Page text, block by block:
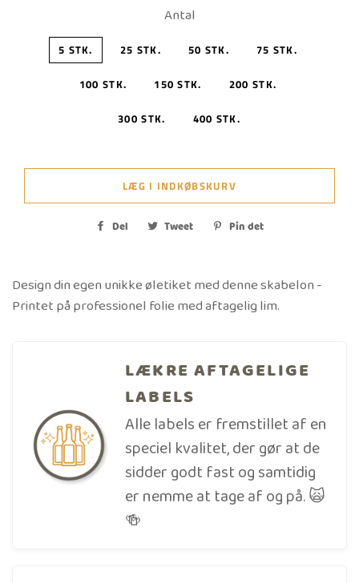
Antal
5 STK. 25 STK. 50 STK. 75 STK.
100 STK. 150 STK. 200 STK.
300 STK. 400 STK.
LÆG I INDKØBSKURV
Del
Del
Tweet
TweetPin det
Design din egen unikke øletiket med denne skabelon -
Printet på professionel folie med aftagelig lim.
LÆKRE AFTAGELIGE
LABELS
Alle labels er fremstillet af en
speciel kvalitet, der gør at de
sidder godt fast og samtidig
er nemme at tage af og på. 🙀
🍻